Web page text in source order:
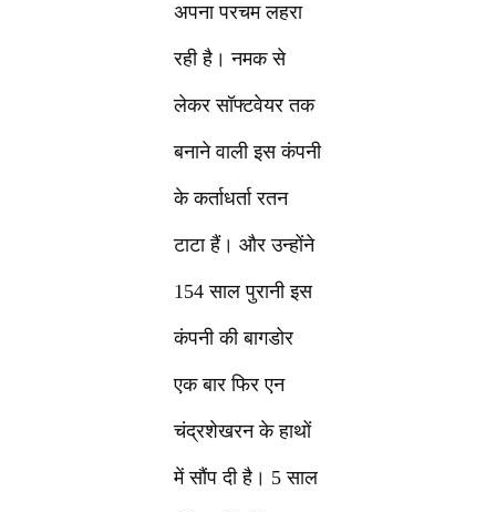
अपना परचम लहरा
रही है। नमक से
लेकर सॉफ्टवेयर तक
बनाने वाली इस कंपनी
के कर्ताधर्ता रतन
टाटा हैं। और उन्होंने
154 साल पुरानी इस
कंपनी की बागडोर
एक बार फिर एन
चंद्रशेखरन के हाथों
में सौंप दी है। 5 साल